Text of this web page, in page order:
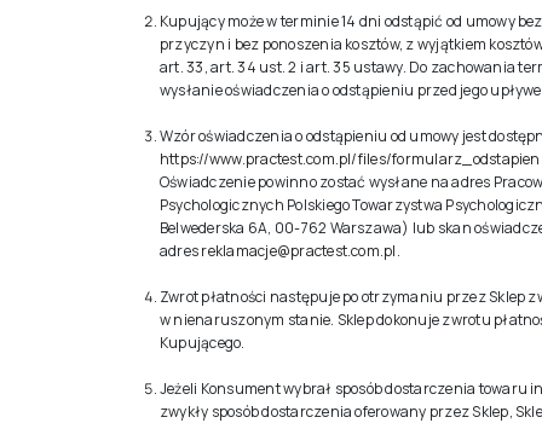
Kupujący może w terminie 14 dni odstąpić od umowy
przyczyn i bez ponoszenia kosztów, z wyjątkiem
art. 33, art. 34 ust. 2 i art. 35 ustawy. Do zachowania
wysłanie oświadczenia o odstąpieniu przed jego
Wzór oświadczenia o odstąpieniu od umowy jest
https://www.practest.com.pl/files/
Oświadczenie powinno zostać wysłane na adres
Psychologicznych Polskiego Towarzystwa
Belwederska 6A, 00-762 Warszawa) lub skan
adresreklamacje@practest.com.pl.
Zwrot płatności następuje po otrzymaniu przez Sklep
w nienaruszonym stanie. Sklep dokonuje zwrotu
Kupującego.
Jeżeli Konsument wybrał sposób dostarczenia towaru
zwykły sposób dostarczenia oferowany przez Sklep,